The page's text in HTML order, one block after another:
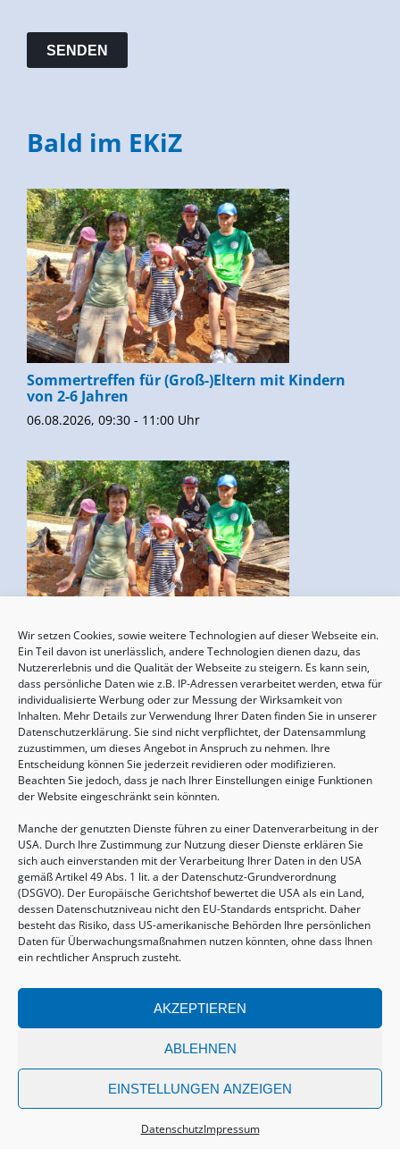
Wir setzen Cookies, sowie weitere Technologien auf dieser Webseite ein.
Ein Teil davon ist unerlässlich, andere Technologien dienen dazu, das
Nutzererlebnis und die Qualität der Webseite zu steigern. Es kann sein,
dass persönliche Daten wie z.B. IP-Adressen verarbeitet werden, etwa für
individualisierte Werbung oder zur Messung der Wirksamkeit von
Inhalten. Mehr Details zur Verwendung Ihrer Daten finden Sie in unserer
Datenschutzerklärung. Sie sind nicht verpflichtet, der Datensammlung
zuzustimmen, um dieses Angebot in Anspruch zu nehmen. Ihre
Entscheidung können Sie jederzeit revidieren oder modifizieren.
Beachten Sie jedoch, dass je nach Ihrer Einstellungen einige Funktionen
der Website eingeschränkt sein könnten.
Manche der genutzten Dienste führen zu einer Datenverarbeitung in der
USA. Durch Ihre Zustimmung zur Nutzung dieser Dienste erklären Sie
sich auch einverstanden mit der Verarbeitung Ihrer Daten in den USA
gemäß Artikel 49 Abs. 1 lit. a der Datenschutz-Grundverordnung
(DSGVO). Der Europäische Gerichtshof bewertet die USA als ein Land,
dessen Datenschutzniveau nicht den EU-Standards entspricht. Daher
besteht das Risiko, dass US-amerikanische Behörden Ihre persönlichen
Daten für Überwachungsmaßnahmen nutzen könnten, ohne dass Ihnen
ein rechtlicher Anspruch zusteht.
AKZEPTIEREN
ABLEHNEN
EINSTELLUNGEN ANZEIGEN
DatenschutzImpressum
Bald im EKiZ
Sommertreffen für (Groß-)Eltern mit Kindern
von 2-6 Jahren
06.08.2026, 09:30 - 11:00 Uhr
Sommertreffen für (Groß-)Eltern mit Kindern
von 2-6 Jahren
13.08.2026, 09:30 - 11:00 Uhr
Geburtsvorbereitung
15.08.2026, 10:00 - 17:00 Uhr
Vertrag widerrufen
Datenschutz